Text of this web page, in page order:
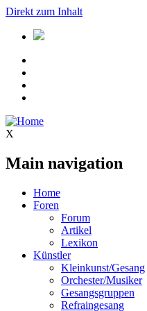
Direkt zum Inhalt
X
Main navigation
Home
Foren
Forum
Artikel
Lexikon
Künstler
Kleinkunst/Gesang
Orchester/Musiker
Gesangsgruppen
Refraingesang